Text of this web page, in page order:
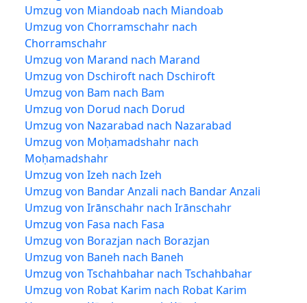
Umzug von Miandoab nach Miandoab
Umzug von Chorramschahr nach
Chorramschahr
Umzug von Marand nach Marand
Umzug von Dschiroft nach Dschiroft
Umzug von Bam nach Bam
Umzug von Dorud nach Dorud
Umzug von Nazarabad nach Nazarabad
Umzug von Moḥamadshahr nach
Moḥamadshahr
Umzug von Izeh nach Izeh
Umzug von Bandar Anzali nach Bandar Anzali
Umzug von Irānschahr nach Irānschahr
Umzug von Fasa nach Fasa
Umzug von Borazjan nach Borazjan
Umzug von Baneh nach Baneh
Umzug von Tschahbahar nach Tschahbahar
Umzug von Robat Karim nach Robat Karim